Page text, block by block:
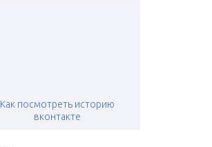
Как посмотреть историю
вконтакте